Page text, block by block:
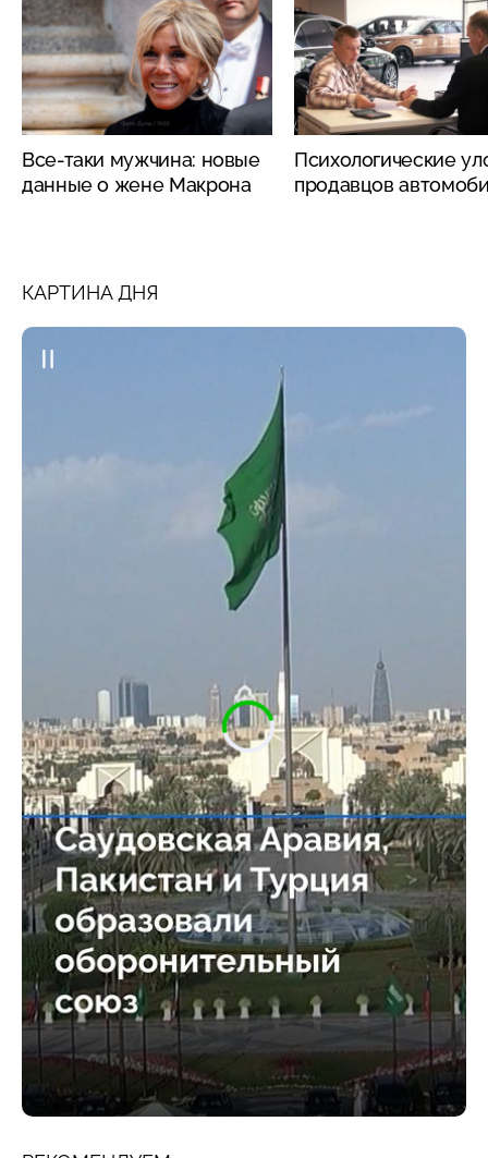
Все-таки мужчина: новые
данные о жене Макрона
Психологические
продавцов
КАРТИНА ДНЯ